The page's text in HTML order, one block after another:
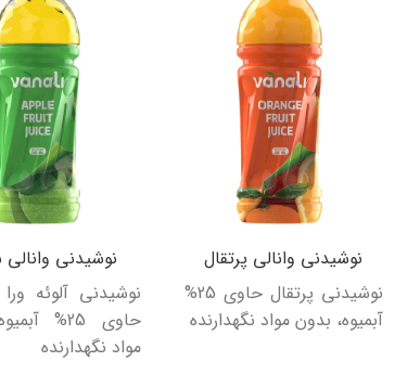
نوشیدنی وانالی پرتقال
نوشیدنی پرتقال حاوی 25%
آبمیوه، بدون مواد نگهدارنده
نوشیدنی
نوشیدنی آلوئه
حاوی 25%
مواد نگهدارنده